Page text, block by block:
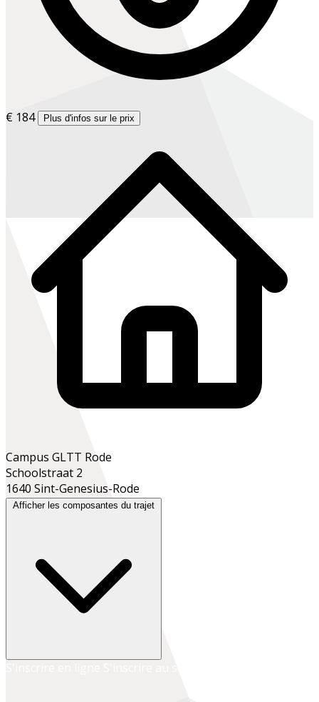
€ 184 Plus d'infos sur le prix
Campus GLTT Rode
Schoolstraat 2
1640 Sint-Genesius-Rode
Afficher les composantes du trajet